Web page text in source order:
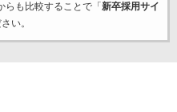
らも比較することで「 新卒採用サイ
い。